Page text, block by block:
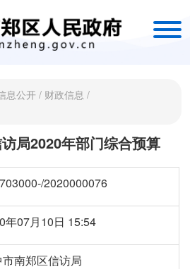
息公开 / 财政信息 /
局2020年部门综合预算
2020000076
年07月10日 15:54
南郑区信访局